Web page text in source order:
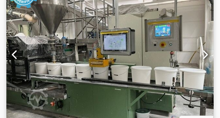
Largeur maximale du châssis, y compris la manivelle et le
bloc électrique : 1300 mm - Hauteur totale : 1900 mm -
Course du cylindre : 145 mm + 60 mm de filetage - Largeur
utile – Zone de travail intérieure : max. 750 mm - Hauteur
utile – Zone de travail : 0 mm à 780 mm - Profondeur du
châssis : 220 mm - Profondeur totale avec pied : 535 mm
(fixation au sol possible) - Profondeur de l'appui de la table
de travail réglable en hauteur (traverse transversale) : 245
mm - Traverse transversale réglable en 6 positions
(espacement des trous : 140 mm) - Réglage en hauteur de
la traverse transversale à l'aide d'une manivelle (pas de